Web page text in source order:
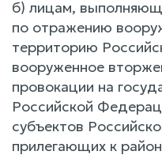
б) лицам,
по отражению
территорию
вооруженное
провокации на
Российской
субъектов
прилегающих к